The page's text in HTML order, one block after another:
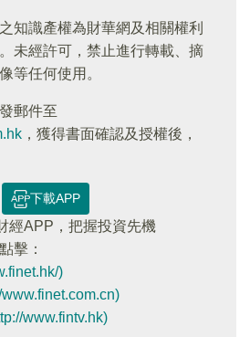
知識產權為財華網及相關權利
未經許可，禁止進行轉載、摘
等任何使用。
郵件至
，獲得書面確認及授權後，
下載APP
經APP，把握投資先機
擊：
)
www.finet.com.cn)
www.fintv.hk)